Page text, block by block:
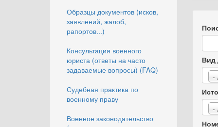
Образцы документов (исков,
заявлений, жалоб,
рапортов...)
Консультация военного
юриста (ответы на часто
задаваемые вопросы) (FAQ)
Судебная практика по
военному праву
Военное законодательство
Вид
-
-